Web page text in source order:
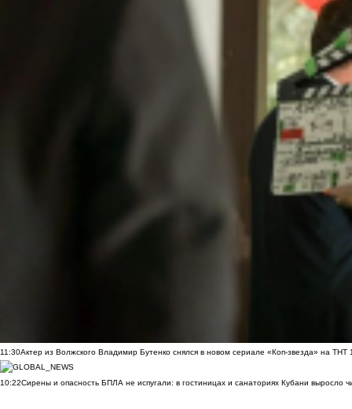
11:30Актер из Волжского Владимир Бутенко снялся в новом сериале «Коп-звезда» на ТНТ
10:22Сирены и опасность БПЛА не испугали: в гостиницах и санаториях Кубани выросло